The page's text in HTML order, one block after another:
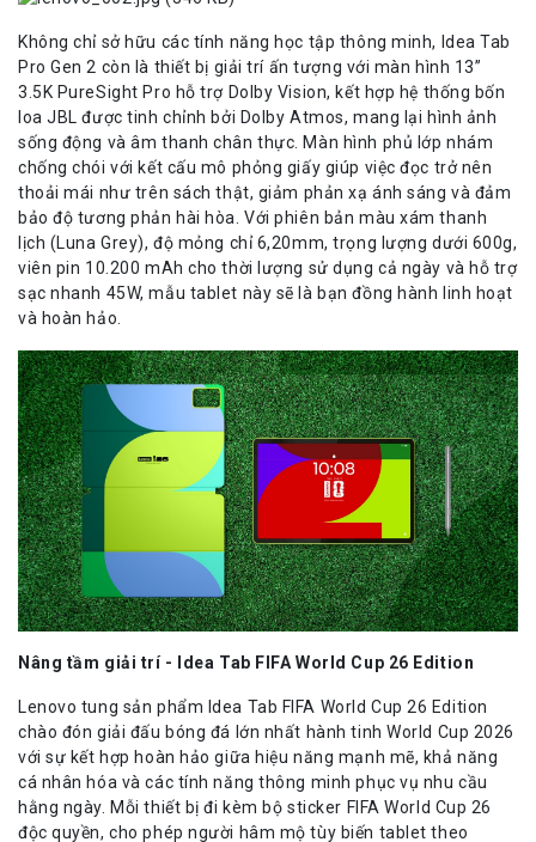
Không chỉ sở hữu các tính năng học tập thông minh, Idea Tab
Pro Gen 2 còn là thiết bị giải trí ấn tượng với màn hình 13”
3.5K PureSight Pro hỗ trợ Dolby Vision, kết hợp hệ thống bốn
loa JBL được tinh chỉnh bởi Dolby Atmos, mang lại hình ảnh
sống động và âm thanh chân thực. Màn hình phủ lớp nhám
chống chói với kết cấu mô phỏng giấy giúp việc đọc trở nên
thoải mái như trên sách thật, giảm phản xạ ánh sáng và đảm
bảo độ tương phản hài hòa. Với phiên bản màu xám thanh
lịch (Luna Grey), độ mỏng chỉ 6,20mm, trọng lượng dưới 600g,
viên pin 10.200 mAh cho thời lượng sử dụng cả ngày và hỗ trợ
sạc nhanh 45W, mẫu tablet này sẽ là bạn đồng hành linh hoạt
và hoàn hảo.
Nâng tầm giải trí - Idea Tab FIFA World Cup 26 Edition
Lenovo tung sản phẩm Idea Tab FIFA World Cup 26 Edition
chào đón giải đấu bóng đá lớn nhất hành tinh World Cup 2026
với sự kết hợp hoàn hảo giữa hiệu năng mạnh mẽ, khả năng
cá nhân hóa và các tính năng thông minh phục vụ nhu cầu
hằng ngày. Mỗi thiết bị đi kèm bộ sticker FIFA World Cup 26
độc quyền, cho phép người hâm mộ tùy biến tablet theo